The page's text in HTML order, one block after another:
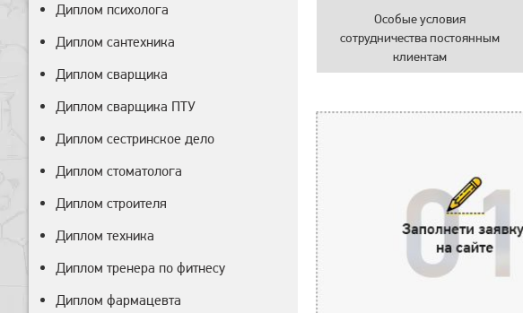
Особые условия
сотрудничества постоянным
клиентам
Диплом психолога
Диплом сантехника
Диплом сварщика
Диплом сварщика ПТУ
Диплом сестринское дело
Диплом стоматолога
Диплом строителя
Диплом техника
Диплом тренера по фитнесу
Диплом фармацевта